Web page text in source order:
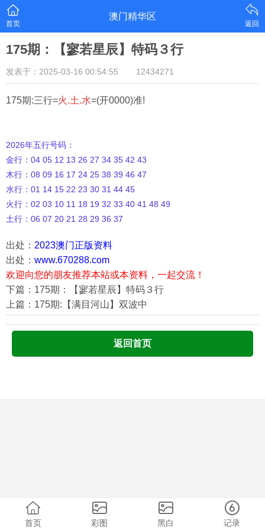
首页
澳门精华区
返回
175期：【寥若星辰】特码３行
发表于：2025-03-16 00:54:55 12434271
175期:三行=火.土.水=(开0000)准!
2026年五行号码：
金行：04 05 12 13 26 27 34 35 42 43
木行：08 09 16 17 24 25 38 39 46 47
水行：01 14 15 22 23 30 31 44 45
火行：02 03 10 11 18 19 32 33 40 41 48 49
土行：06 07 20 21 28 29 36 37
出处： 2023澳门正版资料
出处： www.670288.com
欢迎向您的朋友推荐本站或本资料，一起交流！
下篇：175期：【寥若星辰】特码３行
上篇：175期:【满目河山】双波中
返回首页
首页 彩图 黑白 记录